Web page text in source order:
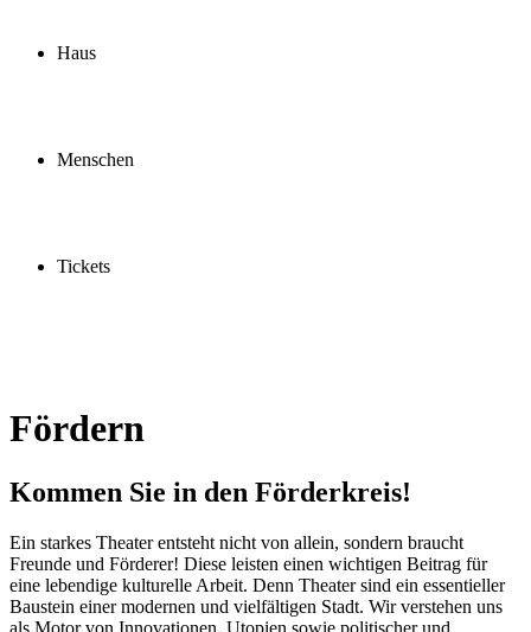
Haus
Menschen
Tickets
Fördern
Kommen Sie in den Förderkreis!
Ein starkes Theater entsteht nicht von allein, sondern braucht
Freunde und Förderer! Diese leisten einen wichtigen Beitrag für
eine lebendige kulturelle Arbeit. Denn Theater sind ein essentieller
Baustein einer modernen und vielfältigen Stadt. Wir verstehen uns
als Motor von Innovationen, Utopien sowie politischer und